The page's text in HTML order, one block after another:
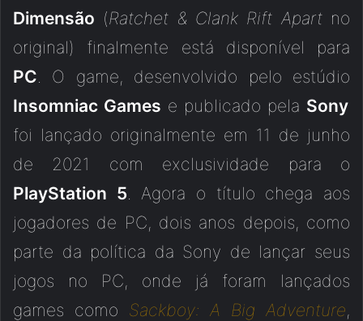
Dimensão (Ratchet & Clank Rift Apartno
original) finalmente está disponível para
PC . O game, desenvolvido pelo estúdio
Insomniac Games e publicado pela Sony
foi lançado originalmente em 11 de junho
de 2021 com exclusividade para o
PlayStation 5 . Agora o título chega aos
jogadores de PC, dois anos depois, como
parte da política da Sony de lançar seus
jogos no PC, onde já foram lançados
games como Sackboy: A Big Adventure,